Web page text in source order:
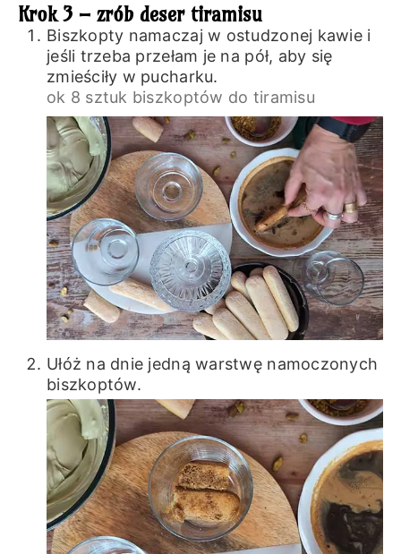
Krok 3 – zrób deser tiramisu
Biszkopty namaczaj w ostudzonej kawie i
jeśli trzeba przełam je na pół, aby się
zmieściły w pucharku.
ok 8 sztuk biszkoptów do tiramisu
Ułóż na dnie jedną warstwę namoczonych
biszkoptów.